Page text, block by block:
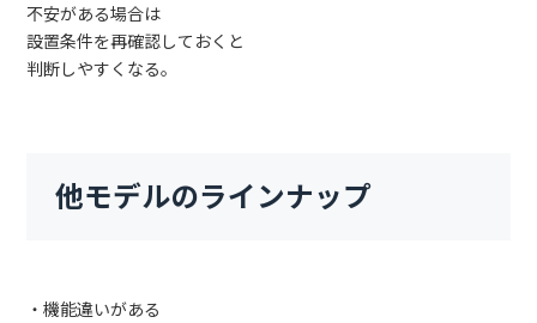
不安がある場合は
設置条件を再確認しておくと
判断しやすくなる。
他モデルのラインナップ
・機能違いがある